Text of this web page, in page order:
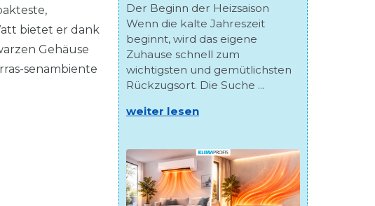
bietet er dank
Gehäuse
senambiente
Der Beginn der Heizsaison
Wenn die kalte Jahreszeit
beginnt, wird das eigene
Zuhause schnell zum
wichtigsten und gemütlichsten
Rückzugsort. Die Suche ...
weiter lesen